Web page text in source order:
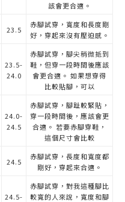
該會更合適。
23.5
赤腳試穿，寬度和長度剛
好，穿起來沒有壓迫感。
23.5-
24.0
赤腳試穿，腳尖稍微抵到
鞋，但穿一段時間後應該
會更合適。 如果想穿得
比較貼腳，可以
24.0-
24.5
赤腳試穿，腳趾較緊貼，
穿一段時間後，應該會更
合適。 若要赤腳穿鞋，
這個尺寸會比較
24.5
赤腳試穿，長度和寬度都
剛好，穿起來合適。
24.5-
赤腳試穿，對我這種腳比
較寬的人來說，寬度和腳